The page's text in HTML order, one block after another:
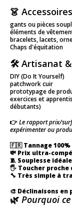
👗
gants ou pièces
éléments de
bracelets, lacets,
Chaps d'équitation
🛠 Artisanat
DIY (Do It Yourself)
patchwork cuir
prototypage de
exercices et
débutants)
👉Le rapport prix/
expérimenter ou
🇫🇷Tannage
💸 Prix ultra-
🧵 Souplesse idéale
🖐 Toucher
🔧 Très simple à
🎨 Déclinaisons en
🌿 Pourquoi